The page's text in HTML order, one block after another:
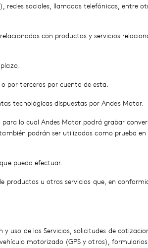
redes sociales, llamadas telefónicas, entre
con productos y servicios
por terceros por cuenta de esta.
tecnológicas dispuestas por Andes Motor.
lo cual Andes Motor podrá grabar
podrán ser utilizados como prueba en
pueda efectuar.
productos u otros servicios que, en
uso de los Servicios, solicitudes de
motorizado (GPS y otros),